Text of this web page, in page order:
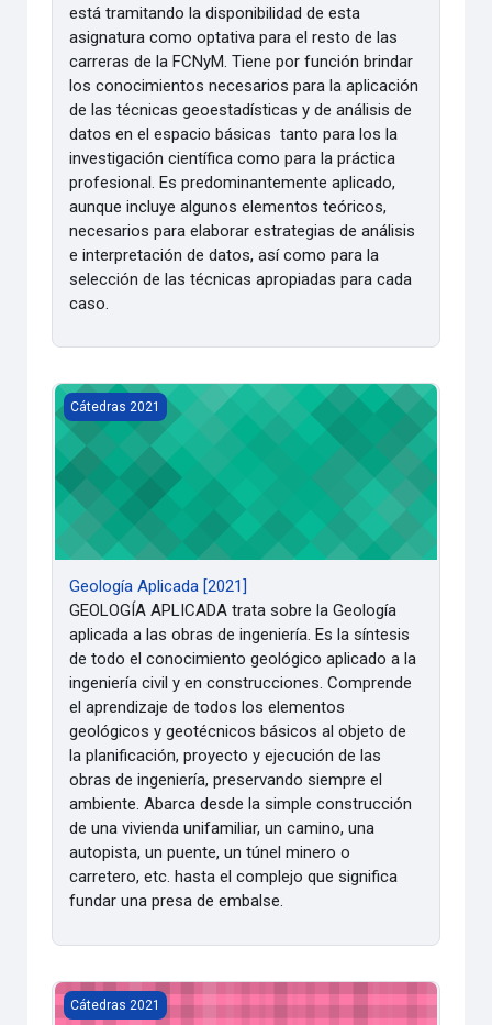
está tramitando la disponibilidad de esta
asignatura como optativa para el resto de las
carreras de la FCNyM. Tiene por función brindar
los conocimientos necesarios para la aplicación
de las técnicas geoestadísticas y de análisis de
datos en el espacio básicas tanto para los la
investigación científica como para la práctica
profesional. Es predominantemente aplicado,
aunque incluye algunos elementos teóricos,
necesarios para elaborar estrategias de análisis
e interpretación de datos, así como para la
selección de las técnicas apropiadas para cada
caso.
Geología Aplicada [2021]
Cátedras 2021
Geología Aplicada [2021]
GEOLOGÍA APLICADA trata sobre la Geología
aplicada a las obras de ingeniería. Es la síntesis
de todo el conocimiento geológico aplicado a la
ingeniería civil y en construcciones. Comprende
el aprendizaje de todos los elementos
geológicos y geotécnicos básicos al objeto de
la planificación, proyecto y ejecución de las
obras de ingeniería, preservando siempre el
ambiente. Abarca desde la simple construcción
de una vivienda unifamiliar, un camino, una
autopista, un puente, un túnel minero o
carretero, etc. hasta el complejo que significa
fundar una presa de embalse.
Hidrogeologia [2021]
Cátedras 2021